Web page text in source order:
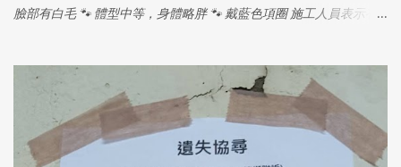
臉部有白毛 🐾 體型中等，身體略胖 🐾 戴藍色項圈 施工人員表示有
化聽不見，戴藍項圈。 ⚠️ 不好意思，麻煩大家在幫我們多注意，龍
龍有晶片，母犬已結紮，年紀大，常會發出老人咳嗽的聲音。 📞 聯
絡電話：0912520331 (拜託大家幫幫龍龍！❤️) 如有發現，請立即聯
絡！萬分感謝！🙏🏻